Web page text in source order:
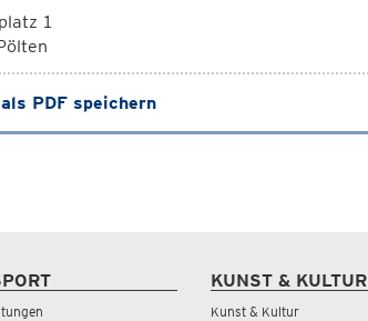
1
PDF speichern
KUNST & KULTUR
Kunst & Kultur